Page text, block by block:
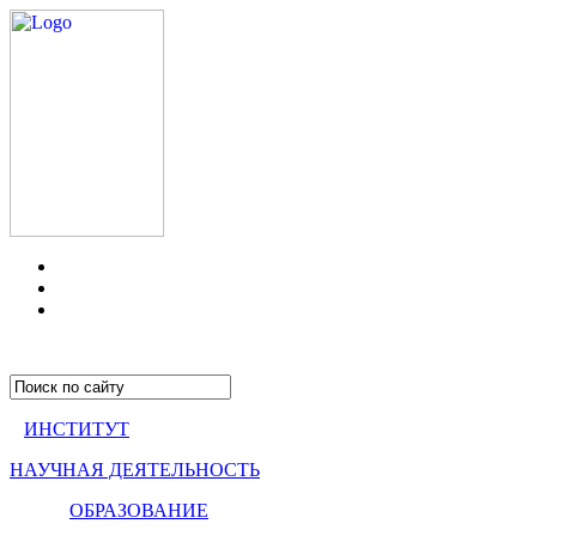
ИНСТИТУТ
НАУЧНАЯ ДЕЯТЕЛЬНОСТЬ
ОБРАЗОВАНИЕ